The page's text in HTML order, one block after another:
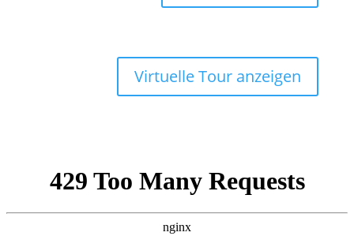
Virtuelle Tour anzeigen